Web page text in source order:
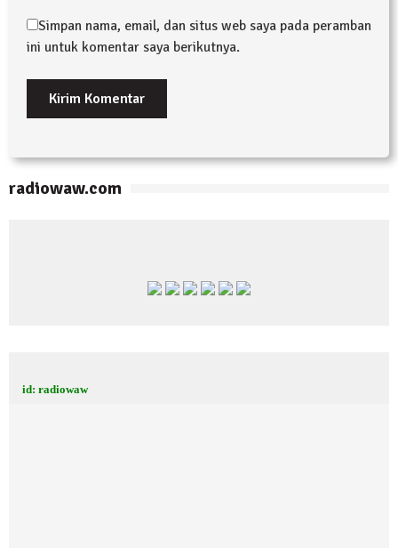
Simpan nama, email, dan situs web saya pada peramban
ini untuk komentar saya berikutnya.
radiowaw.com
id: radiowaw